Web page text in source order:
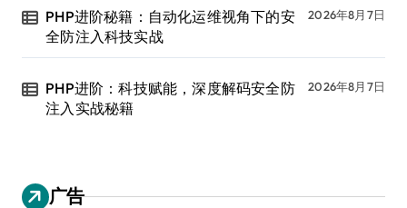
PHP进阶秘籍：自动化运维视角下的安
全防注入科技实战
2026年8月7日
PHP进阶：科技赋能，深度解码安全防
注入实战秘籍
2026年8月7日
广告